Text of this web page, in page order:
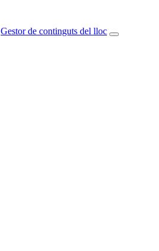
Gestor de continguts del lloc